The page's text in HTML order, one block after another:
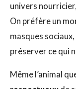
univers
On préfère un
masques
préserver ce qui
Même l’animal